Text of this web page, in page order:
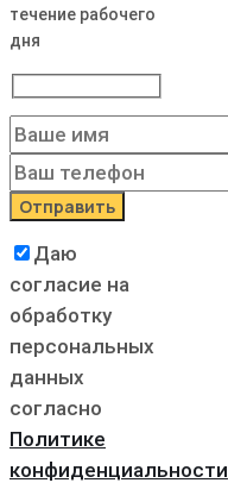
течение рабочего
дня
Даю
согласие на
обработку
персональных
данных
согласно
Политике
конфиденциальности